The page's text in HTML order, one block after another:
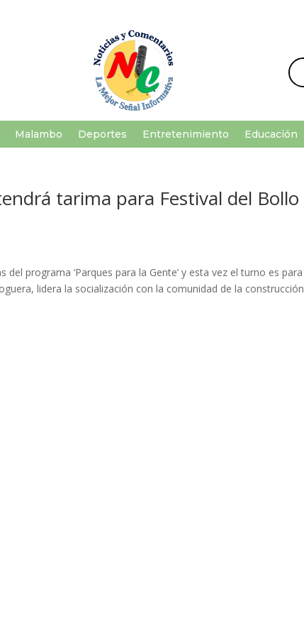
Malambo Deportes Entretenimiento Educación
tarima para Festival del Bollo
programa ‘Parques para la Gente’ y esta vez el turno es para
lidera la socialización con la comunidad de la construcción